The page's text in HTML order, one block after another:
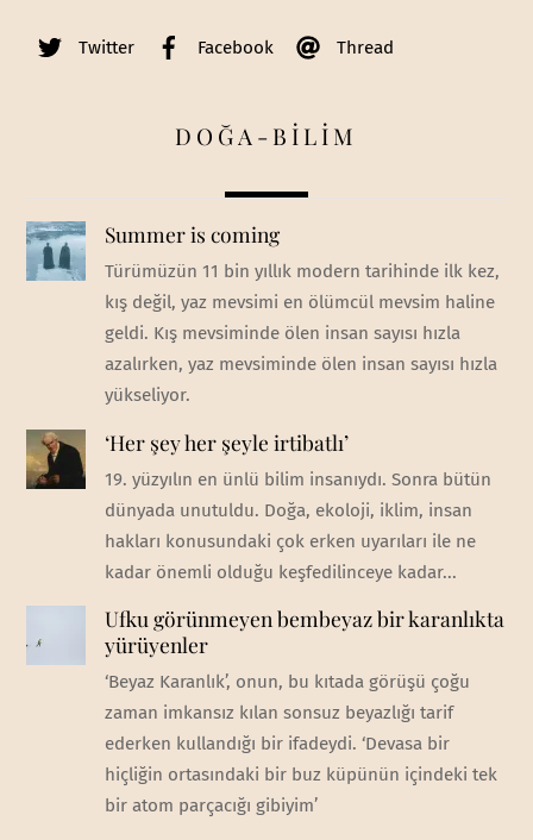
Twitter Facebook Thread
DOĞA-BİLİM
Summer is coming
Türümüzün 11 bin yıllık modern tarihinde ilk kez,
kış değil, yaz mevsimi en ölümcül mevsim haline
geldi. Kış mevsiminde ölen insan sayısı hızla
azalırken, yaz mevsiminde ölen insan sayısı hızla
yükseliyor.
‘Her şey her şeyle irtibatlı’
19. yüzyılın en ünlü bilim insanıydı. Sonra bütün
dünyada unutuldu. Doğa, ekoloji, iklim, insan
hakları konusundaki çok erken uyarıları ile ne
kadar önemli olduğu keşfedilinceye kadar...
Ufku görünmeyen bembeyaz bir karanlıkta
yürüyenler
‘Beyaz Karanlık’, onun, bu kıtada görüşü çoğu
zaman imkansız kılan sonsuz beyazlığı tarif
ederken kullandığı bir ifadeydi. ‘Devasa bir
hiçliğin ortasındaki bir buz küpünün içindeki tek
bir atom parçacığı gibiyim’